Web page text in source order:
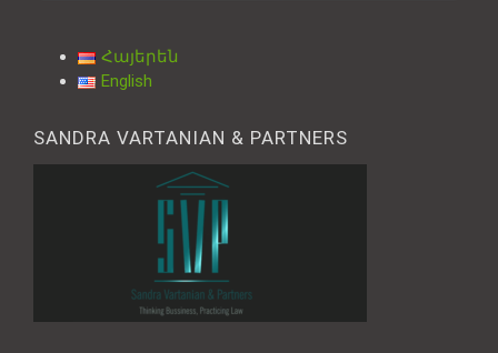
Հայերեն
English
SANDRA VARTANIAN & PARTNERS